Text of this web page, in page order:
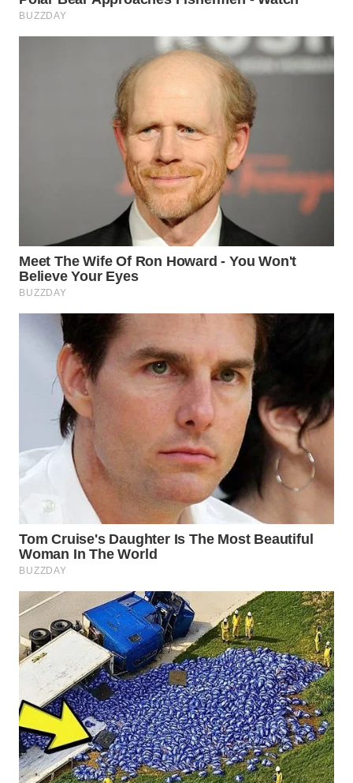
WN
TINGGI
WN
BOGOR
WN
DEPOK
WN
TAPANULI
UTARA
WN
SAMOSIR
WN
PADANG
LAWAS
SUMEDANG
WN
CIANJUR
WN
KEPULAUAN
SERIBU
WN